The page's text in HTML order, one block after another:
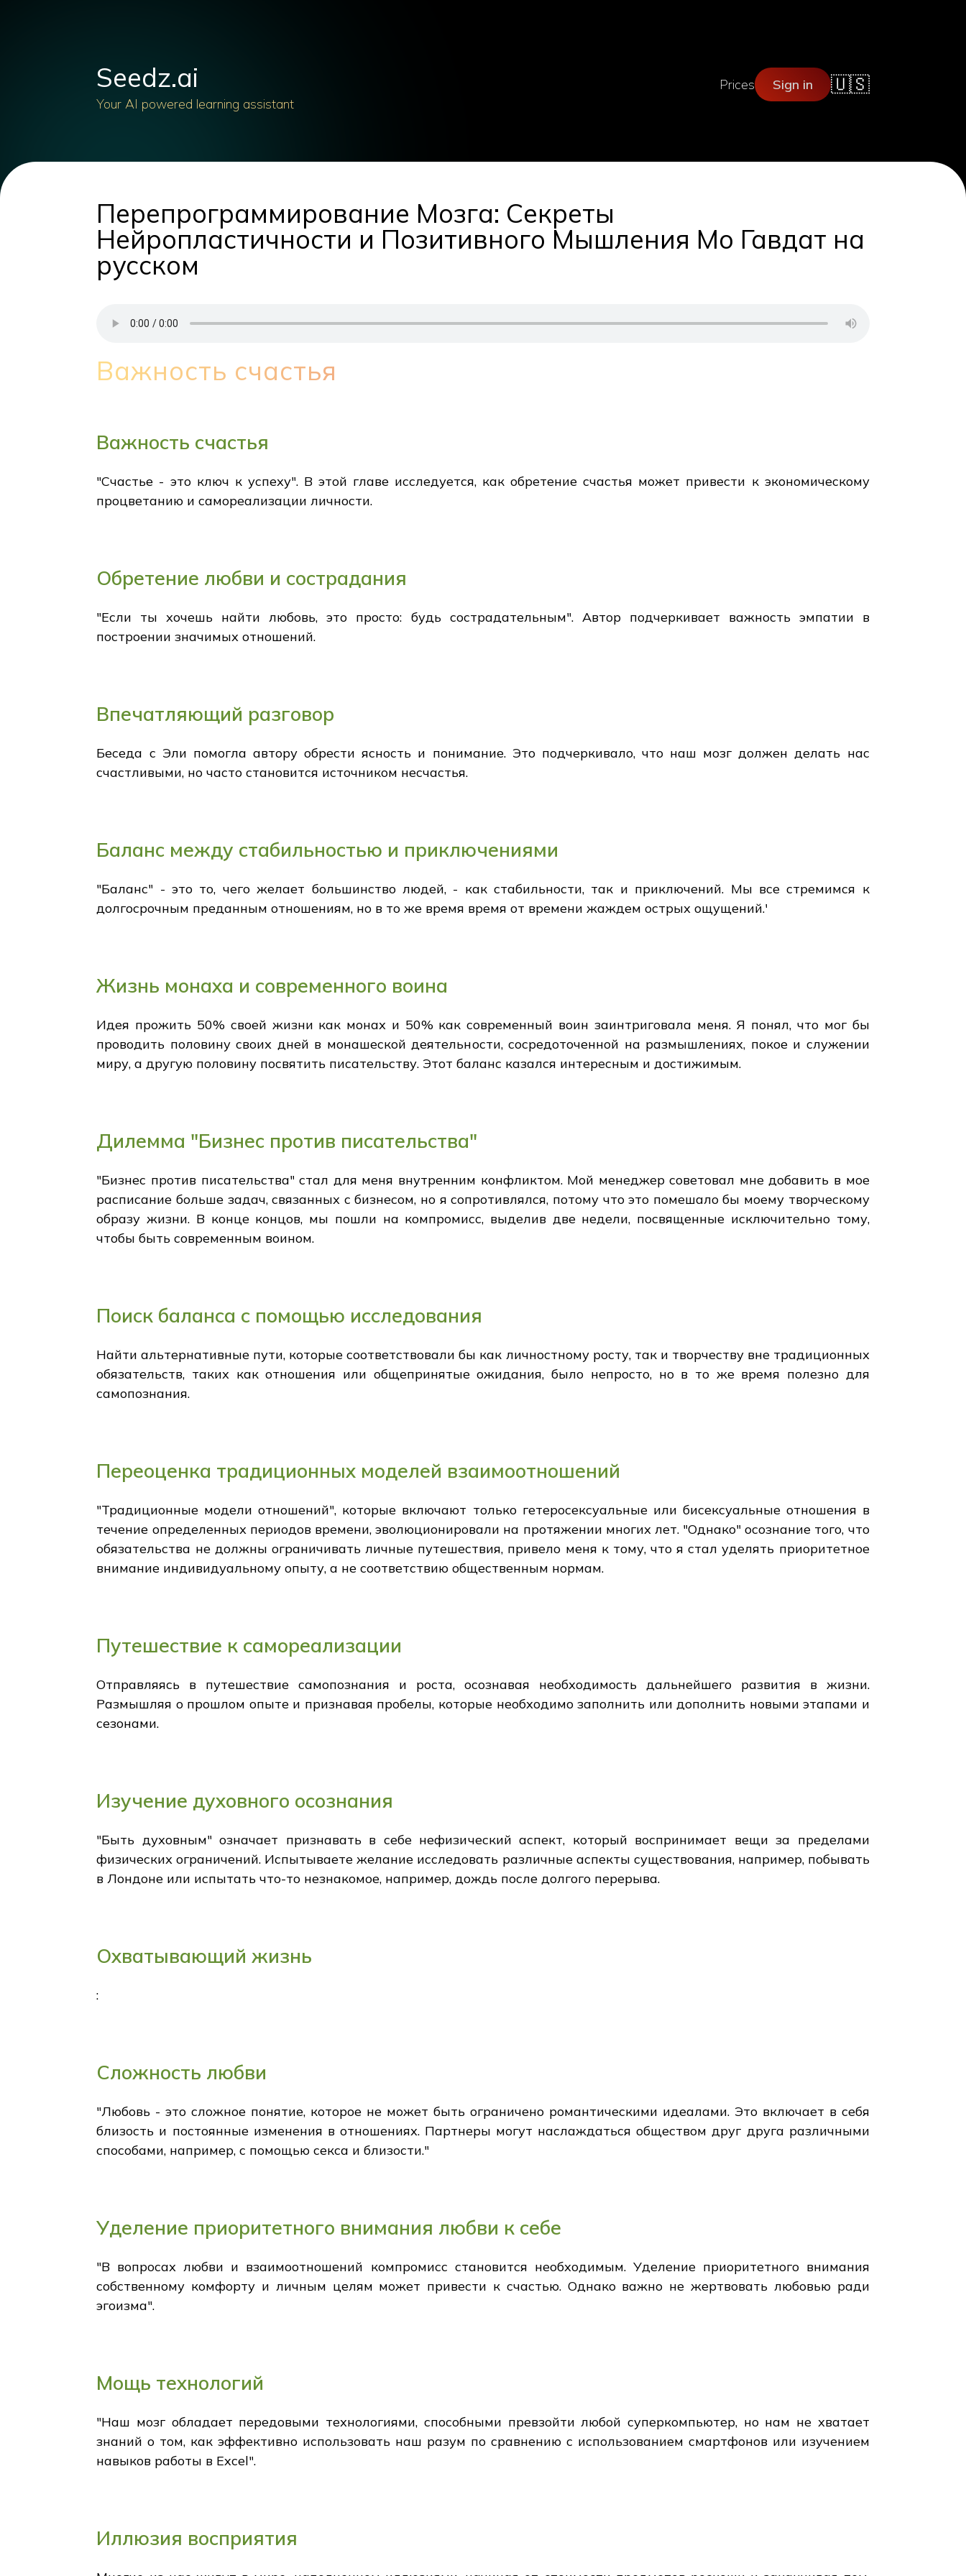
Seedz.ai
Your AI powered learning assistant
Prices Sign in 🇺🇸
Перепрограммирование Мозга: Секреты
Нейропластичности и Позитивного Мышления Мо Гавдат на
русском
Важность счастья
Важность счастья
"Счастье - это ключ к успеху". В этой главе исследуется, как обретение счастья может привести к экономическому
процветанию и самореализации личности.
Обретение любви и сострадания
"Если ты хочешь найти любовь, это просто: будь сострадательным". Автор подчеркивает важность эмпатии в
построении значимых отношений.
Впечатляющий разговор
Беседа с Эли помогла автору обрести ясность и понимание. Это подчеркивало, что наш мозг должен делать нас
счастливыми, но часто становится источником несчастья.
Баланс между стабильностью и приключениями
"Баланс" - это то, чего желает большинство людей, - как стабильности, так и приключений. Мы все стремимся к
долгосрочным преданным отношениям, но в то же время время от времени жаждем острых ощущений.'
Жизнь монаха и современного воина
Идея прожить 50% своей жизни как монах и 50% как современный воин заинтриговала меня. Я понял, что мог бы
проводить половину своих дней в монашеской деятельности, сосредоточенной на размышлениях, покое и служении
миру, а другую половину посвятить писательству. Этот баланс казался интересным и достижимым.
Дилемма "Бизнес против писательства"
"Бизнес против писательства" стал для меня внутренним конфликтом. Мой менеджер советовал мне добавить в мое
расписание больше задач, связанных с бизнесом, но я сопротивлялся, потому что это помешало бы моему творческому
образу жизни. В конце концов, мы пошли на компромисс, выделив две недели, посвященные исключительно тому,
чтобы быть современным воином.
Поиск баланса с помощью исследования
Найти альтернативные пути, которые соответствовали бы как личностному росту, так и творчеству вне традиционных
обязательств, таких как отношения или общепринятые ожидания, было непросто, но в то же время полезно для
самопознания.
Переоценка традиционных моделей взаимоотношений
"Традиционные модели отношений", которые включают только гетеросексуальные или бисексуальные отношения в
течение определенных периодов времени, эволюционировали на протяжении многих лет. "Однако" осознание того, что
обязательства не должны ограничивать личные путешествия, привело меня к тому, что я стал уделять приоритетное
внимание индивидуальному опыту, а не соответствию общественным нормам.
Путешествие к самореализации
Отправляясь в путешествие самопознания и роста, осознавая необходимость дальнейшего развития в жизни.
Размышляя о прошлом опыте и признавая пробелы, которые необходимо заполнить или дополнить новыми этапами и
сезонами.
Изучение духовного осознания
"Быть духовным" означает признавать в себе нефизический аспект, который воспринимает вещи за пределами
физических ограничений. Испытываете желание исследовать различные аспекты существования, например, побывать
в Лондоне или испытать что-то незнакомое, например, дождь после долгого перерыва.
Охватывающий жизнь
:
Сложность любви
"Любовь - это сложное понятие, которое не может быть ограничено романтическими идеалами. Это включает в себя
близость и постоянные изменения в отношениях. Партнеры могут наслаждаться обществом друг друга различными
способами, например, с помощью секса и близости."
Уделение приоритетного внимания любви к себе
"В вопросах любви и взаимоотношений компромисс становится необходимым. Уделение приоритетного внимания
собственному комфорту и личным целям может привести к счастью. Однако важно не жертвовать любовью ради
эгоизма".
Мощь технологий
"Наш мозг обладает передовыми технологиями, способными превзойти любой суперкомпьютер, но нам не хватает
знаний о том, как эффективно использовать наш разум по сравнению с использованием смартфонов или изучением
навыков работы в Excel".
Иллюзия восприятия